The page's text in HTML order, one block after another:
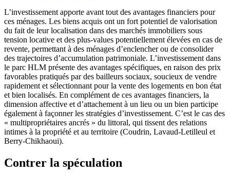
L’investissement apporte avant tout des avantages financiers pour
ces ménages. Les biens acquis ont un fort potentiel de valorisation
du fait de leur localisation dans des marchés immobiliers sous
tension locative et des plus-values potentiellement élevées en cas de
revente, permettant à des ménages d’enclencher ou de consolider
des trajectoires d’accumulation patrimoniale. L’investissement dans
le parc HLM présente des avantages spécifiques, en raison des prix
favorables pratiqués par des bailleurs sociaux, soucieux de vendre
rapidement et sélectionnant pour la vente des logements en bon état
et bien localisés. En complément de ces avantages financiers, la
dimension affective et d’attachement à un lieu ou un bien participe
également à façonner les stratégies d’investissement. C’est le cas des
« multipropriétaires ancrés » du littoral, qui tissent des relations
intimes à la propriété et au territoire (Coudrin, Lavaud-Letilleul et
Berry-Chikhaoui).
Contrer la spéculation